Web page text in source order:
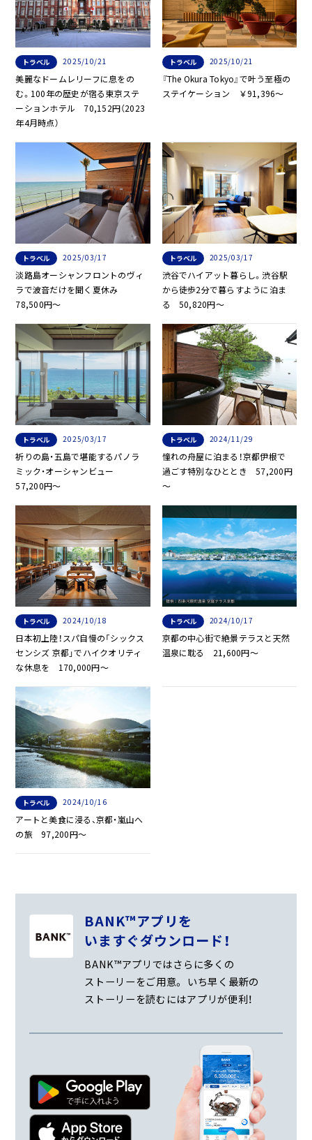
トラベル 2025/10/21
美麗なドームレリーフに息をの
む。100年の歴史が宿る東京ステ
ーションホテル 70,152円（2023
年4月時点）
トラベル 2025/10/21
『The Okura Tokyo』で叶う至極の
ステイケーション ￥91,396～
トラベル 2025/03/17
淡路島オーシャンフロントのヴィ
ラで波音だけを聞く夏休み
78,500円～
トラベル 2025/03/17
渋谷でハイアット暮らし。渋谷駅
から徒歩2分で暮らすように泊ま
る 50,820円〜
トラベル 2025/03/17
祈りの島・五島で堪能するパノラ
ミック・オーシャンビュー
57,200円～
トラベル 2024/11/29
憧れの舟屋に泊まる！京都伊根で
過ごす特別なひととき 57,200円
～
トラベル 2024/10/18
日本初上陸！スパ自慢の「シックス
センシズ 京都」でハイクオリティ
な休息を 170,000円～
トラベル 2024/10/17
京都の中心街で絶景テラスと天然
温泉に耽る 21,600円～
トラベル 2024/10/16
アートと美食に浸る、京都・嵐山へ
の旅 97,200円～
BANK™アプリを
いますぐダウンロード！
BANK™アプリではさらに多くの
ストーリーをご用意。 いち早く最新の
ストーリーを読むにはアプリが便利！